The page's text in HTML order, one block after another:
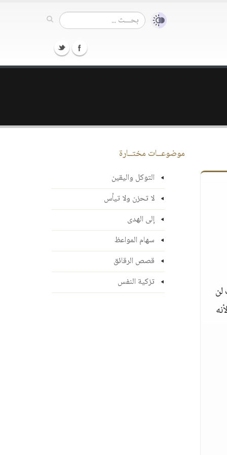
موضوعــات مختــارة
التوكل واليقين
لا تحزن ولا تيأس
إلى الهدى
سهام المواعظ
قصص الرقائق
تزكية النفس